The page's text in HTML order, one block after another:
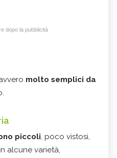
dopo la pubblicità
molto semplici da
piccoli, poco vistosi,
alcune varietà,